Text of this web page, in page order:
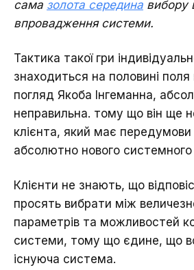
сама золота середина вибору
впровадження системи.
Тактика такої гри
знаходиться на половині поля
погляд Якоба Інгеманна,
неправильна. тому що він ще
клієнта, який має
абсолютно нового системного
Клієнти не знають, що
просять вибрати між
параметрів та можливостей
системи, тому що єдине, що
існуюча система.